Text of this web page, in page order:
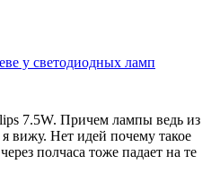
у светодиодных ламп
7.5W. Причем лампы ведь из
вижу. Нет идей почему такое
полчаса тоже падает на те